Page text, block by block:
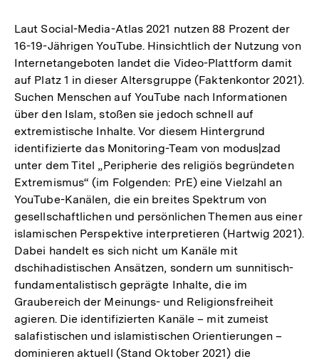
Laut Social-Media-Atlas 2021 nutzen 88 Prozent der
16-19-Jährigen YouTube. Hinsichtlich der Nutzung von
Internetangeboten landet die Video-Plattform damit
auf Platz 1 in dieser Altersgruppe (Faktenkontor 2021).
Suchen Menschen auf YouTube nach Informationen
über den Islam, stoßen sie jedoch schnell auf
extremistische Inhalte. Vor diesem Hintergrund
identifizierte das Monitoring-Team von modus|zad
unter dem Titel „Peripherie des religiös begründeten
Extremismus“ (im Folgenden: PrE) eine Vielzahl an
YouTube-Kanälen, die ein breites Spektrum von
gesellschaftlichen und persönlichen Themen aus einer
islamischen Perspektive interpretieren (Hartwig 2021).
Dabei handelt es sich nicht um Kanäle mit
dschihadistischen Ansätzen, sondern um sunnitisch-
fundamentalistisch geprägte Inhalte, die im
Graubereich der Meinungs- und Religionsfreiheit
agieren. Die identifizierten Kanäle – mit zumeist
salafistischen und islamistischen Orientierungen –
dominieren aktuell (Stand Oktober 2021) die